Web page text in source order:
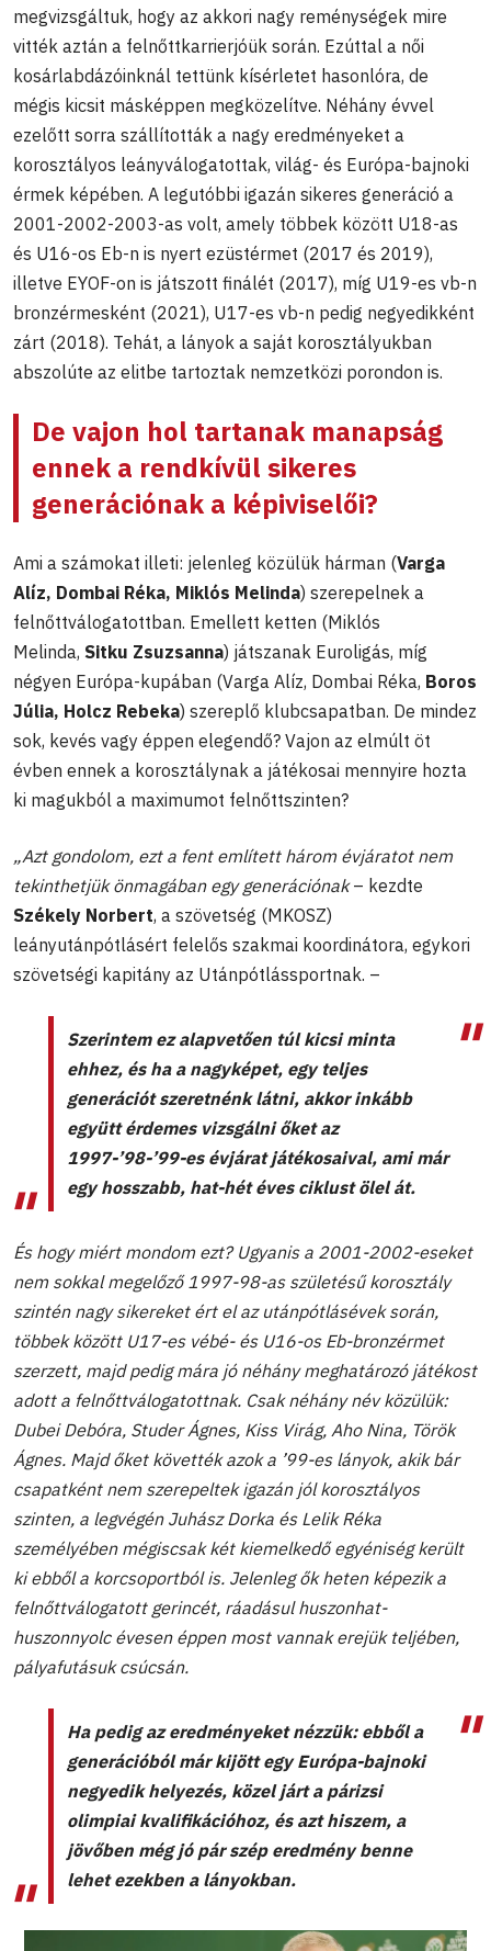
megvizsgáltuk, hogy az akkori nagy reménységek mire
vitték aztán a felnőttkarrierjóük során. Ezúttal a női
kosárlabdázóinknál tettünk kísérletet hasonlóra, de
mégis kicsit másképpen megközelítve. Néhány évvel
ezelőtt sorra szállították a nagy eredményeket a
korosztályos leányválogatottak, világ- és Európa-bajnoki
érmek képében. A legutóbbi igazán sikeres generáció a
2001-2002-2003-as volt, amely többek között U18-as
és U16-os Eb-n is nyert ezüstérmet (2017 és 2019),
illetve EYOF-on is játszott finálét (2017), míg U19-es vb-n
bronzérmesként (2021), U17-es vb-n pedig negyedikként
zárt (2018). Tehát, a lányok a saját korosztályukban
abszolúte az elitbe tartoztak nemzetközi porondon is.
De vajon hol tartanak manapság
ennek a rendkívül sikeres
generációnak a képiviselői?
Ami a számokat illeti: jelenleg közülük hárman (Varga
Alíz, Dombai Réka, Miklós Melinda) szerepelnek a
felnőttválogatottban. Emellett ketten (Miklós
Melinda, Sitku Zsuzsanna) játszanak Euroligás, míg
négyen Európa-kupában (Varga Alíz, Dombai Réka, Boros
Júlia, Holcz Rebeka) szereplő klubcsapatban. De mindez
sok, kevés vagy éppen elegendő? Vajon az elmúlt öt
évben ennek a korosztálynak a játékosai mennyire hozta
ki magukból a maximumot felnőttszinten?
„Azt gondolom, ezt a fent említett három évjáratot nem
tekinthetjük önmagában egy generációnak– kezdte
Székely Norbert, a szövetség (MKOSZ)
leányutánpótlásért felelős szakmai koordinátora, egykori
szövetségi kapitány az Utánpótlássportnak. –
Szerintem ez alapvetően túl kicsi minta
ehhez, és ha a nagyképet, egy teljes
generációt szeretnénk látni, akkor inkább
együtt érdemes vizsgálni őket az
1997-’98-’99-es évjárat játékosaival, ami már
egy hosszabb, hat-hét éves ciklust ölel át.
És hogy miért mondom ezt? Ugyanis a 2001-2002-eseket
nem sokkal megelőző 1997-98-as születésű korosztály
szintén nagy sikereket ért el az utánpótlásévek során,
többek között U17-es vébé- és U16-os Eb-bronzérmet
szerzett, majd pedig mára jó néhány meghatározó játékost
adott a felnőttválogatottnak. Csak néhány név közülük:
Dubei Debóra, Studer Ágnes, Kiss Virág, Aho Nina, Török
Ágnes. Majd őket követték azok a ’99-es lányok, akik bár
csapatként nem szerepeltek igazán jól korosztályos
szinten, a legvégén Juhász Dorka és Lelik Réka
személyében mégiscsak két kiemelkedő egyéniség került
ki ebből a korcsoportból is. Jelenleg ők heten képezik a
felnőttválogatott gerincét, ráadásul huszonhat-
huszonnyolc évesen éppen most vannak erejük teljében,
pályafutásuk csúcsán.
Ha pedig az eredményeket nézzük: ebből a
generációból már kijött egy Európa-bajnoki
negyedik helyezés, közel járt a párizsi
olimpiai kvalifikációhoz, és azt hiszem, a
jövőben még jó pár szép eredmény benne
lehet ezekben a lányokban.